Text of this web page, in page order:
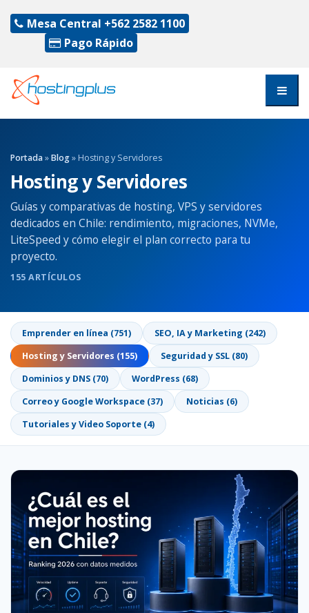
Mesa Central +562 2582 1100
Pago Rápido
Portada»Blog» Hosting y Servidores
Hosting y Servidores
Guías y comparativas de hosting, VPS y servidores
dedicados en Chile: rendimiento, migraciones, NVMe,
LiteSpeed y cómo elegir el plan correcto para tu
proyecto.
155 ARTÍCULOS
Emprender en línea (751)
SEO, IA y Marketing (242)
Hosting y Servidores (155)
Seguridad y SSL (80)
Dominios y DNS (70)
WordPress (68)
Correo y Google Workspace (37)
Noticias (6)
Tutoriales y Video Soporte (4)